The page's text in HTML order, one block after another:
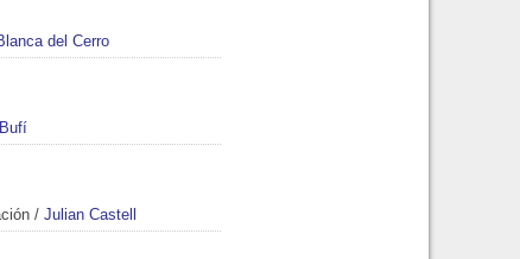
del Cerro
/ Julian Castell